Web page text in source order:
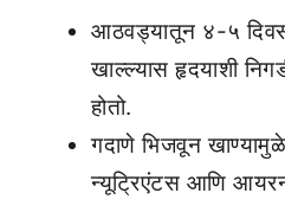
आठवड्यातून ४-५
खाल्ल्यास हृदयाशी
होतो.
गदाणे भिजवून
न्यूट्रिएंटस आणि